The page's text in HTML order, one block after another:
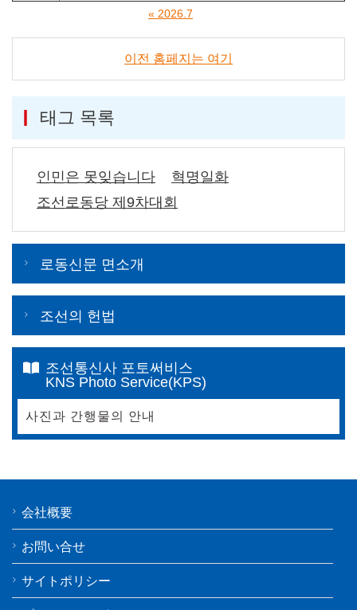
« 2026.7
이전 홈페지는 여기
태그 목록
인민은 못잊습니다
혁명일화
조선로동당 제9차대회
로동신문 면소개
조선의 헌법
조선통신사 포토써비스
KNS Photo Service(KPS)
사진과 간행물의 안내
会社概要
お問い合せ
サイトポリシー